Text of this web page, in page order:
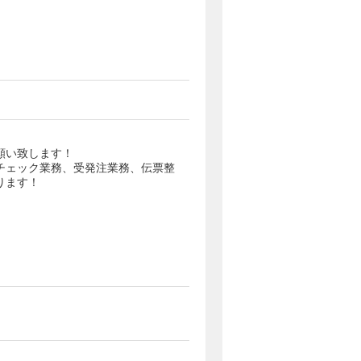
致します！
ック業務、受発注業務、伝票整
す！